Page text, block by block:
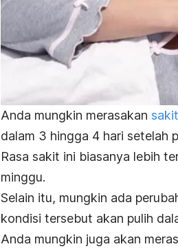
Anda mungkin merasakan
dalam 3 hingga 4 hari setelah
Rasa sakit ini biasanya lebih
minggu.
Selain itu, mungkin ada
kondisi tersebut akan pulih
Anda mungkin juga akan